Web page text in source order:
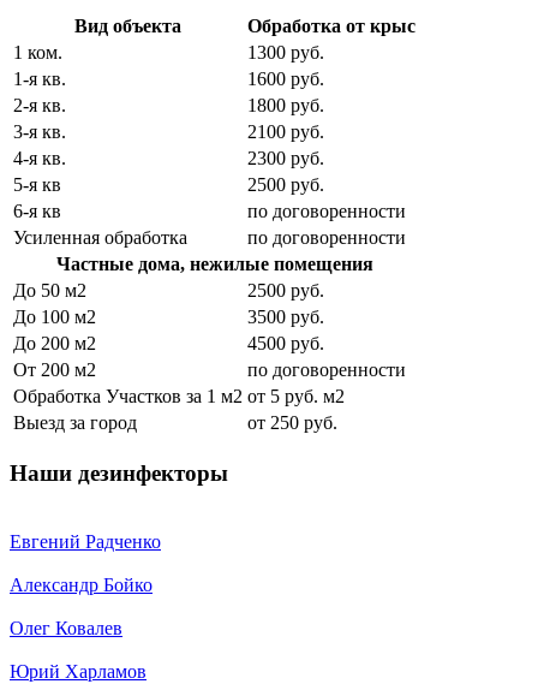
Вид объекта
Обработка от крыс
1 ком.
1300 руб.
1-я кв.
1600 руб.
2-я кв.
1800 руб.
3-я кв.
2100 руб.
4-я кв.
2300 руб.
5-я кв
2500 руб.
6-я кв
по договоренности
Усиленная обработка
по договоренности
Частные дома, нежилые помещения
До 50 м2
2500 руб.
До 100 м2
3500 руб.
До 200 м2
4500 руб.
От 200 м2
по договоренности
Обработка Участков за 1 м2 от 5 руб. м2
Выезд за город
от 250 руб.
Наши дезинфекторы
Евгений Радченко
Александр Бойко
Олег Ковалев
Юрий Харламов